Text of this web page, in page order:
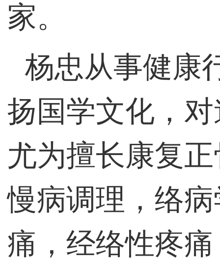
家。
杨忠从事健康
扬国学文化，
尤为擅长康复
慢病调理，络
痛，经络性疼